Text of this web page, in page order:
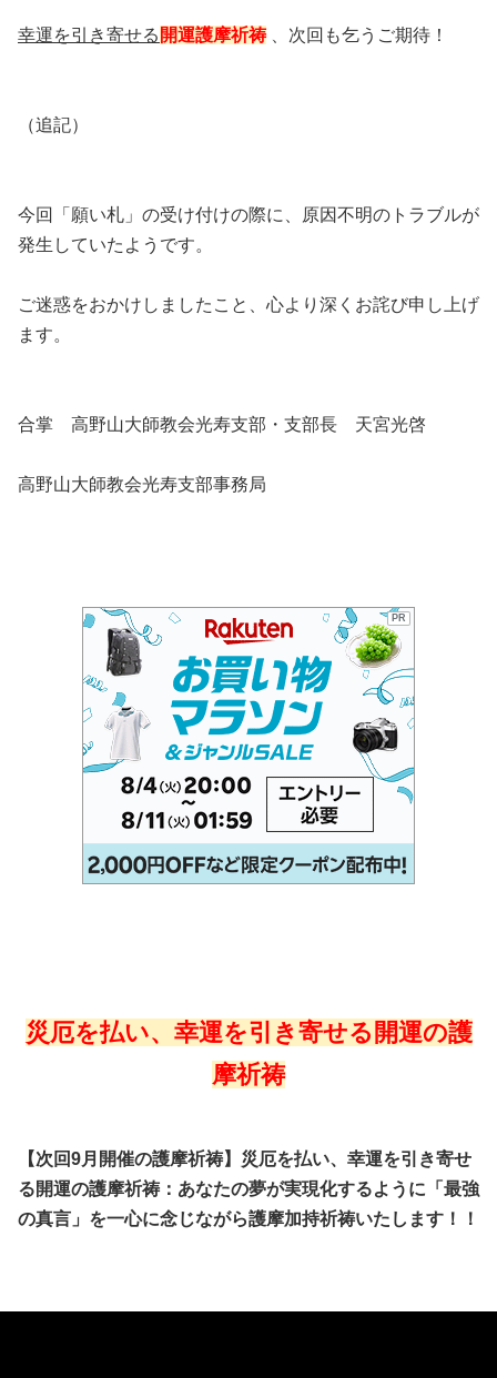
幸運を引き寄せる 開運護摩祈祷、次回も乞うご期待！
（追記）
今回「願い札」の受け付けの際に、原因不明のトラブルが
発生していたようです。
ご迷惑をおかけしましたこと、心より深くお詫び申し上げ
ます。
合掌 高野山大師教会光寿支部・支部長 天宮光啓
高野山大師教会光寿支部事務局
PR
災厄を払い、幸運を引き寄せる開運の護
摩祈祷
【次回9月開催の護摩祈祷】災厄を払い、幸運を引き寄せ
る開運の護摩祈祷：あなたの夢が実現化するように「最強
の真言」を一心に念じながら護摩加持祈祷いたします！！